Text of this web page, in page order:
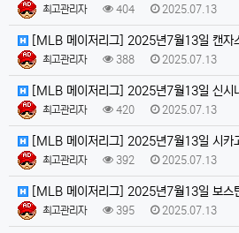
최고관리자 404 2025.07.13
[MLB 메이저리그] 2025년7월13일 캔자
최고관리자 388 2025.07.13
[MLB 메이저리그] 2025년7월13일 신시
최고관리자 420 2025.07.13
[MLB 메이저리그] 2025년7월13일 시카
최고관리자 392 2025.07.13
[MLB 메이저리그] 2025년7월13일 보스
최고관리자 395 2025.07.13